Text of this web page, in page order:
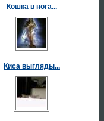
Кошка в нога...
Киса выгляды...